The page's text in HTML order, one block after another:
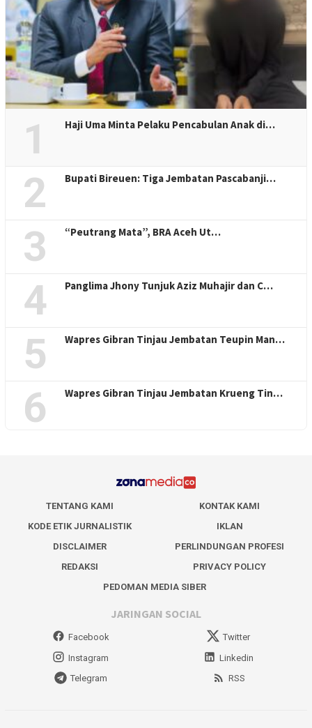
1 Haji Uma Minta Pelaku Pencabulan Anak di…
2 Bupati Bireuen: Tiga Jembatan Pascabanji…
3 “Peutrang Mata”, BRA Aceh Ut…
4 Panglima Jhony Tunjuk Aziz Muhajir dan C…
5 Wapres Gibran Tinjau Jembatan Teupin Man…
6 Wapres Gibran Tinjau Jembatan Krueng Tin…
TENTANG KAMI
KONTAK KAMI
KODE ETIK JURNALISTIK
IKLAN
DISCLAIMER
PERLINDUNGAN PROFESI
REDAKSI
PRIVACY POLICY
PEDOMAN MEDIA SIBER
JARINGAN SOCIAL
Facebook
Twitter
Instagram
Linkedin
Telegram
RSS